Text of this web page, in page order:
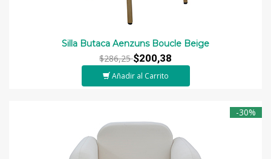
Silla Butaca Aenzuns Boucle Beige
$286,25$200,38
Añadir al Carrito
-30%